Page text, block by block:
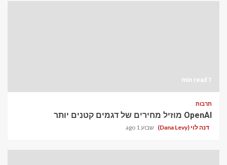
1 min read
תרבות
OpenAI מוזיל מחירים של דגמים קטנים יותר
דנה לוי (Dana Levy) שבוע 1 ago